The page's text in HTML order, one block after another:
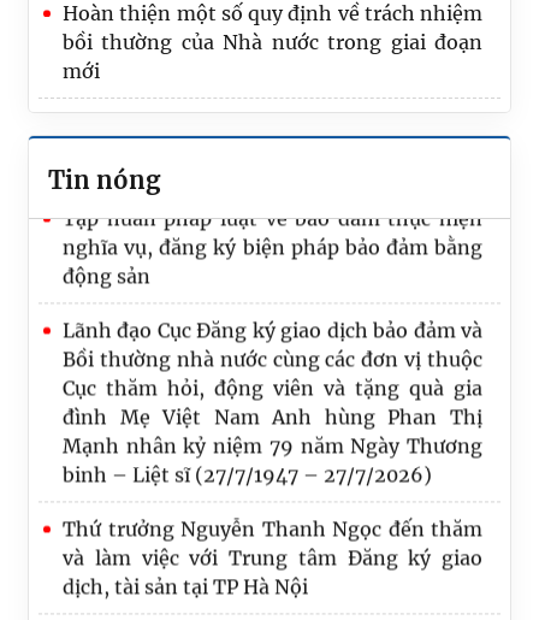
Hoàn thiện một số quy định về trách nhiệm
bồi thường của Nhà nước trong giai đoạn
mới
Tin nóng
bảo đảm và bồi thường nhà nước
Chi bộ Trung tâm Đăng ký giao dịch, tài sản
tại TP. Hồ Chí Minh được Ban Thường vụ
Tập huấn pháp luật về bảo đảm thực hiện
động sản
Lãnh đạo Cục Đăng ký giao dịch bảo đảm và
Bồi thường nhà nước cùng các đơn vị thuộc
Cục thăm hỏi, động viên và tặng quà gia
đình Mẹ Việt Nam Anh hùng Phan Thị
Mạnh nhân kỷ niệm 79 năm Ngày Thương
binh – Liệt sĩ (27/7/1947 – 27/7/2026)
Thứ trưởng Nguyễn Thanh Ngọc đến thăm
và làm việc với Trung tâm Đăng ký giao
dịch, tài sản tại TP Hà Nội
Tự hào chặng đường 25 năm hình thành và